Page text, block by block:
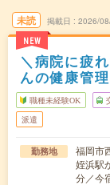
未読
NEW
掲載日 2026/
＼病院に疲
んの健康管
職種未経験OK
派遣
勤務地
福岡市
姪浜駅
分／今